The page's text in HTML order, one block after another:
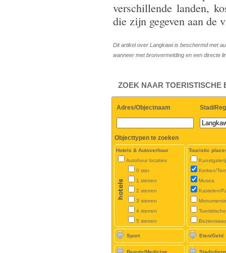
verschillende landen,
die zijn gegeven aan de
Dit artikel over Langkawi is beschermd met
wanneer met bronvermelding en een directe
ZOEK NAAR TOERISTISCHE
Adres/Objectnaam Stad/
Objecttypen te zoeken
Hotels & Autoverhuur
Autohuur locaties
0 ster
1 sterren
2 sterren
3 sterren
4 sterren
5 sterren
Touristic
Kerken/
Musea
Kastelen/
Sport Eten/Geld
Beauty/Medicine